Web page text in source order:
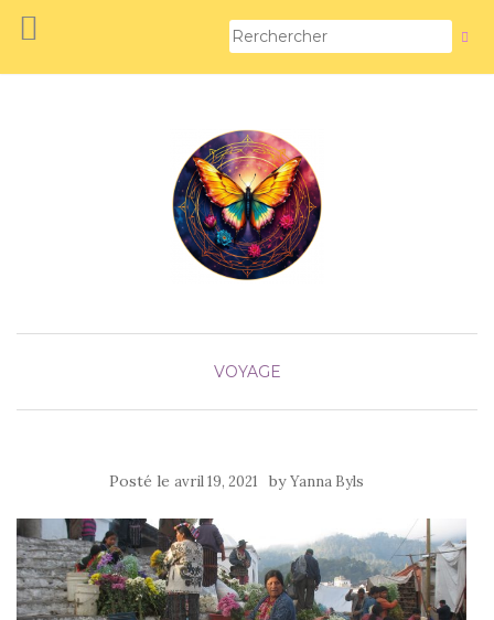
VOYAGE
Posté le avril 19, 2021 byYanna Byls